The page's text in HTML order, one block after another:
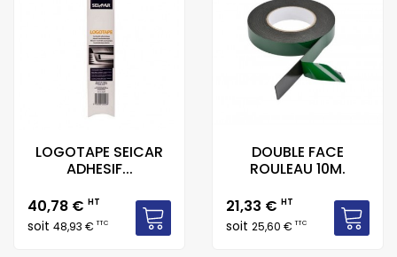
LOGOTAPE SEICAR
ADHESIF...
Prix
40,78 € HT
soit 48,93 €TTC
DOUBLE FACE
ROULEAU 10M.
Prix
21,33 € HT
soit 25,60 €TTC